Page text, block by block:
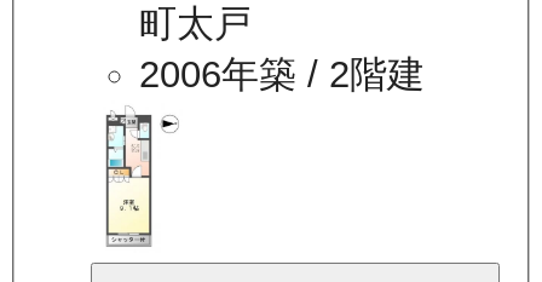
町太戸
2006年築 / 2階建